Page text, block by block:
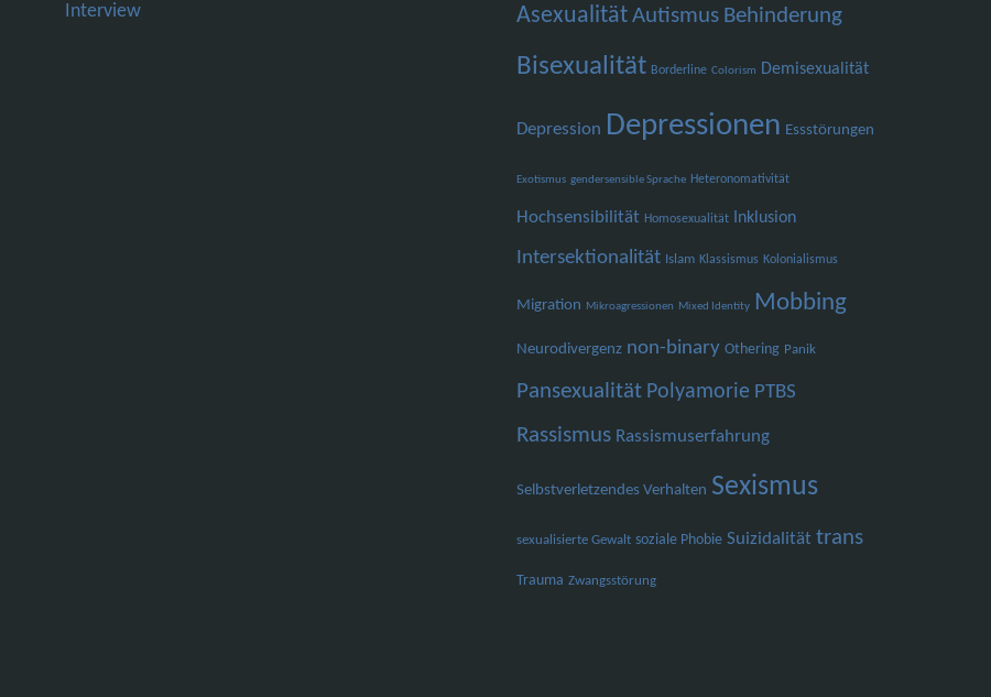
Interview Asexualität Autismus Behinderung
Bisexualität Borderline Colorism Demisexualität
Depression Depressionen Essstörungen
Exotismus gendersensible Sprache Heteronomativität
Hochsensibilität Homosexualität Inklusion
Intersektionalität Islam Klassismus Kolonialismus
Migration Mikroagressionen Mixed Identity Mobbing
Neurodivergenz non-binary Othering Panik
Pansexualität Polyamorie PTBS
Rassismus Rassismuserfahrung
Selbstverletzendes Verhalten Sexismus
sexualisierte Gewalt soziale Phobie Suizidalität trans
Trauma Zwangsstörung